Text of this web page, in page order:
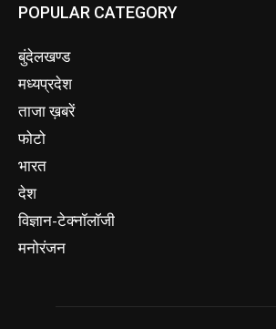
POPULAR CATEGORY
बुंदेलखण्ड
मध्यप्रदेश
ताजा ख़बरें
फोटो
भारत
देश
विज्ञान-टेक्नॉलॉजी
मनोरंजन